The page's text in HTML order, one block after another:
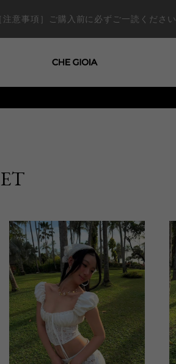
注意事項］ご購入前に必ずご一読ください